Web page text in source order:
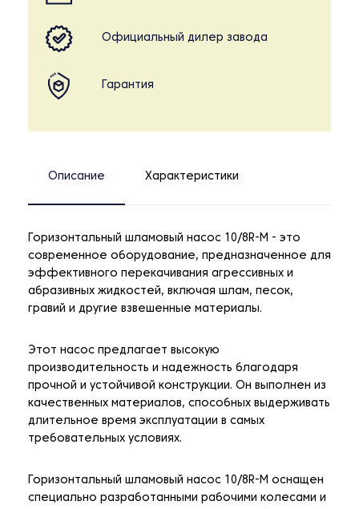
Официальный дилер завода
Гарантия
Описание Характеристики
Горизонтальный шламовый насос 10/8R-M - это
современное оборудование, предназначенное для
эффективного перекачивания агрессивных и
абразивных жидкостей, включая шлам, песок,
гравий и другие взвешенные материалы.
Этот насос предлагает высокую
производительность и надежность благодаря
прочной и устойчивой конструкции. Он выполнен из
качественных материалов, способных выдерживать
длительное время эксплуатации в самых
требовательных условиях.
Горизонтальный шламовый насос 10/8R-M оснащен
специально разработанными рабочими колесами и